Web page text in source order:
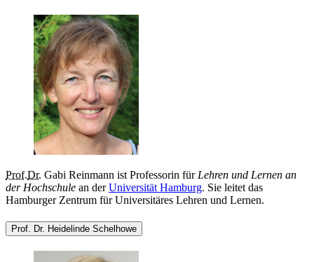
Prof.Dr. Gabi Reinmann ist Professorin für Lehren und Lernen an
der Hochschule an derUniversität Hamburg. Sie leitet das
Hamburger Zentrum für Universitäres Lehren und Lernen.
Prof. Dr. Heidelinde Schelhowe